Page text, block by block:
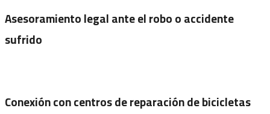
Asesoramiento legal ante el robo o accidente
sufrido
Conexión con centros de reparación de bicicletas